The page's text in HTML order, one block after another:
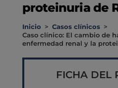
proteinuria de
Inicio > Casos clínicos >
Caso clínico: El cambio de
enfermedad renal y la
FICHA DEL